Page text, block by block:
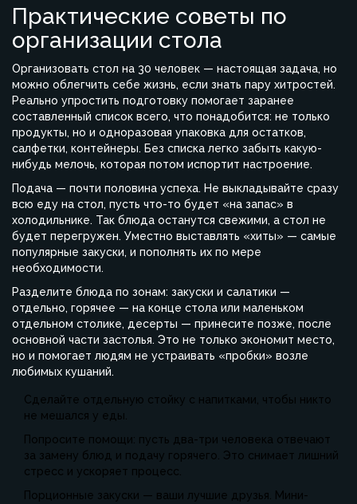
Практические советы по
организации стола
Организовать стол на 30 человек — настоящая задача, но
можно облегчить себе жизнь, если знать пару хитростей.
Реально упростить подготовку помогает заранее
составленный список всего, что понадобится: не только
продукты, но и одноразовая упаковка для остатков,
салфетки, контейнеры. Без списка легко забыть какую-
нибудь мелочь, которая потом испортит настроение.
Подача — почти половина успеха. Не выкладывайте сразу
всю еду на стол, пусть что-то будет «на запас» в
холодильнике. Так блюда останутся свежими, а стол не
будет перегружен. Уместно выставлять «хиты» — самые
популярные закуски, и пополнять их по мере
необходимости.
Разделите блюда по зонам: закуски и салатики —
отдельно, горячее — на конце стола или маленьком
отдельном столике, десерты — принесите позже, после
основной части застолья. Это не только экономит место,
но и помогает людям не устраивать «пробки» возле
любимых кушаний.
Сделайте отдельную стойку с напитками, чтобы никто
не мешался у еды.
Попросите помощи: пусть два-три человека отвечают
за замену блюд и подачу горячего. Это снимает лишний
стресс и ускоряет процесс.
Порционные закуски — ваши лучшие друзья. Мини-